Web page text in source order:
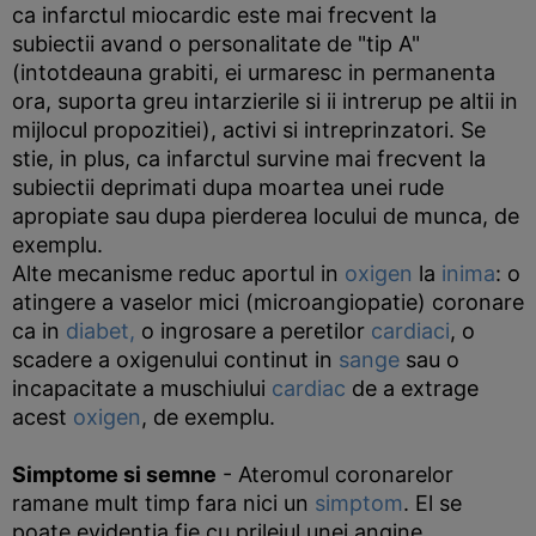
ca infarctul miocardic este mai frecvent la
subiectii avand o personalitate de "tip A"
(intotdeauna grabiti, ei urmaresc in permanenta
ora, suporta greu intarzierile si ii intrerup pe altii in
mijlocul propozitiei), activi si intreprinzatori. Se
stie, in plus, ca infarctul survine mai frecvent la
subiectii deprimati dupa moartea unei rude
apropiate sau dupa pierderea locului de munca, de
exemplu.
Alte mecanisme reduc aportul in oxigen la inima: o
atingere a vaselor mici (microangiopatie) coronare
ca in diabet, o ingrosare a peretilor cardiaci, o
scadere a oxigenului continut in sange sau o
incapacitate a muschiului cardiac de a extrage
acest oxigen, de exemplu.
Simptome si semne - Ateromul coronarelor
ramane mult timp fara nici un simptom. El se